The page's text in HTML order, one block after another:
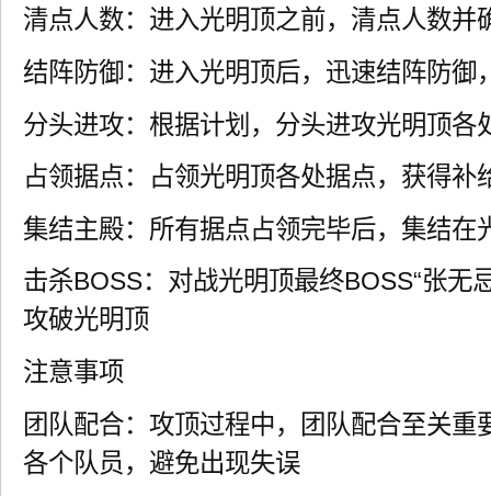
清点人数：进入光明顶之前，清点人数并
结阵防御：进入光明顶后，迅速结阵防御
分头进攻：根据计划，分头进攻光明顶各
占领据点：占领光明顶各处据点，获得补
集结主殿：所有据点占领完毕后，集结在
击杀BOSS：对战光明顶最终BOSS“张无
攻破光明顶
注意事项
团队配合：攻顶过程中，团队配合至关重
各个队员，避免出现失误